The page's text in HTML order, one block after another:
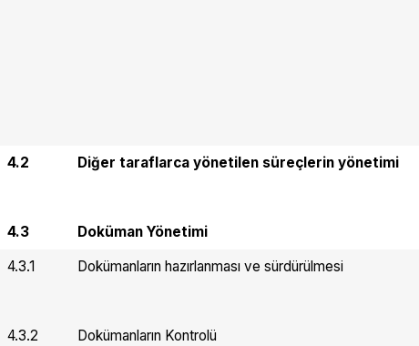
4.2
Diğer taraflarca yönetilen süreçlerin yönetimi
4.3
Doküman Yönetimi
4.3.1
Dokümanların hazırlanması ve sürdürülmesi
4.3.2
Dokümanların Kontrolü